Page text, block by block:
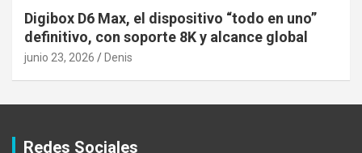
Digibox D6 Max, el dispositivo “todo en uno”
definitivo, con soporte 8K y alcance global
junio 23, 2026 Denis
Redes Sociales